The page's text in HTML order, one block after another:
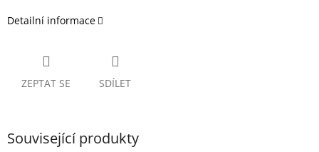
Detailní informace
ZEPTAT SE SDÍLET
Související produkty